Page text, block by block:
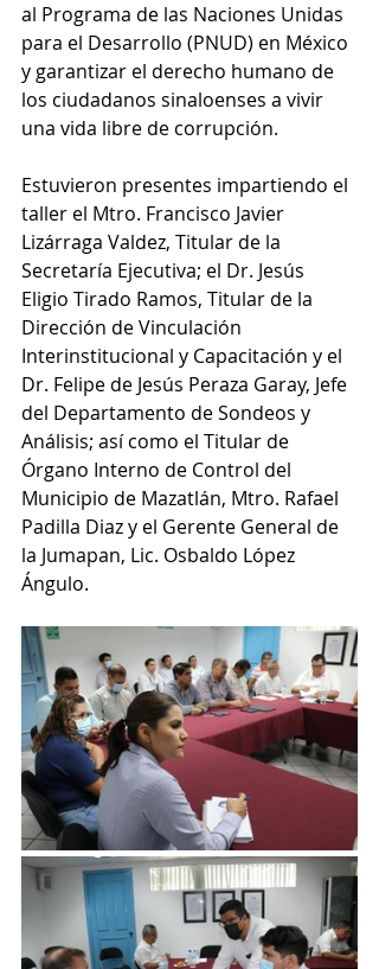
al Programa de las Naciones Unidas
para el Desarrollo (PNUD) en México
y garantizar el derecho humano de
los ciudadanos sinaloenses a vivir
una vida libre de corrupción.
Estuvieron presentes impartiendo el
taller el Mtro. Francisco Javier
Lizárraga Valdez, Titular de la
Secretaría Ejecutiva; el Dr. Jesús
Eligio Tirado Ramos, Titular de la
Dirección de Vinculación
Interinstitucional y Capacitación y el
Dr. Felipe de Jesús Peraza Garay, Jefe
del Departamento de Sondeos y
Análisis; así como el Titular de
Órgano Interno de Control del
Municipio de Mazatlán, Mtro. Rafael
Padilla Diaz y el Gerente General de
la Jumapan, Lic. Osbaldo López
Ángulo.